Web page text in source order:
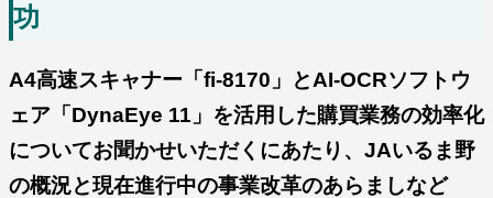
功
A4高速スキャナー「fi-8170」とAI-OCRソフトウ
ェア「DynaEye 11」を活用した購買業務の効率化
についてお聞かせいただくにあたり、JAいるま野
の概況と現在進行中の事業改革のあらましなど